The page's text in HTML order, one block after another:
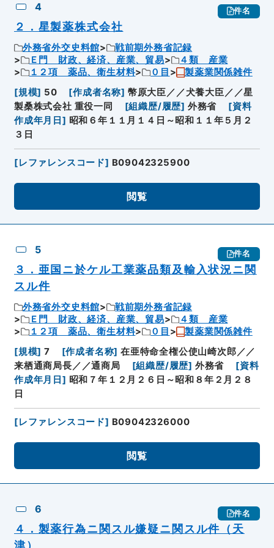
4 件名
２．星製薬株式会社
外務省外交史料館
戦前期外務省記録
Ｅ門 財政、経済、産業、貿易
４類 産業
１２項 薬品、衛生材料
０目
製薬業関係雑件
[規模] 50 [作成者名称] 幣原大臣／／犬養大臣／／星
製桑株式会社 重役一同
[組織歴/履歴] 外務省 [資料
作成年月日 ] 昭和６年１１月１４日～昭和１１年５月２
３日
[レファレンスコード] B09042325900
閲覧
5 件名
３．亜国ニ於ケル工業薬品類及輸入状況ニ関
スル件
外務省外交史料館
戦前期外務省記録
Ｅ門 財政、経済、産業、貿易
４類 産業
１２項 薬品、衛生材料
０目
製薬業関係雑件
[規模] 7 [作成者名称] 在亜特命全権公使山崎次郎／／
来栖通商局長／／通商局
[組織歴/履歴] 外務省 [資料
作成年月日 ] 昭和７年１２月２６日～昭和８年２月２８
日
[レファレンスコード] B09042326000
閲覧
6 件名
４．製薬行為ニ関スル嫌疑ニ関スル件（天
津）